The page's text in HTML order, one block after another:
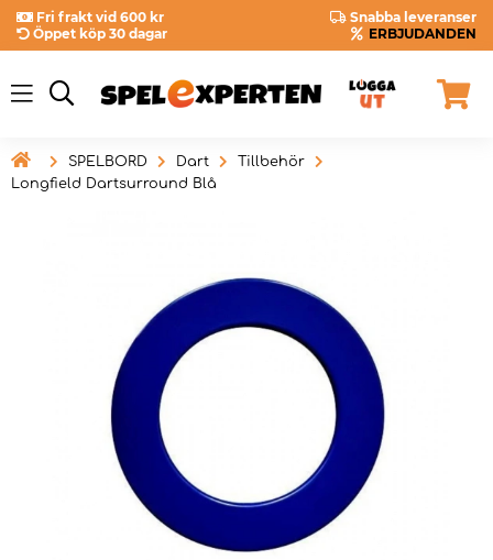
Fri frakt vid 600 kr
Snabba leveranser
Öppet köp 30 dagar
ERBJUDANDEN
 SPELBORD Dart
Tillbehör
Longfield Dartsurround Blå